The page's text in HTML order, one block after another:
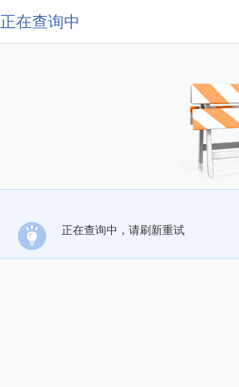
正在查询中
正在查询中，请刷新重试